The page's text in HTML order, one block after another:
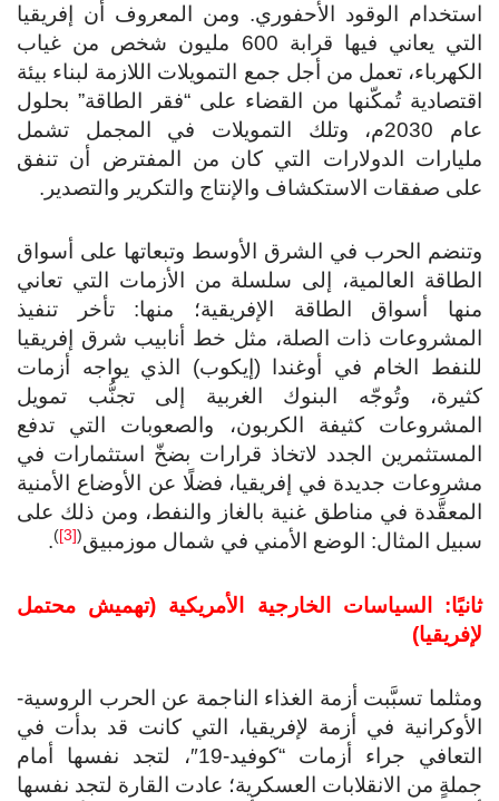
استخدام الوقود الأحفوري. ومن المعروف أن إفريقيا
التي يعاني فيها قرابة 600 مليون شخص من غياب
الكهرباء، تعمل من أجل جمع التمويلات اللازمة لبناء بيئة
اقتصادية تُمكّنها من القضاء على “فقر الطاقة” بحلول
عام 2030م، وتلك التمويلات في المجمل تشمل
مليارات الدولارات التي كان من المفترض أن تنفق
على صفقات الاستكشاف والإنتاج والتكرير والتصدير.
وتنضم الحرب في الشرق الأوسط وتبعاتها على أسواق
الطاقة العالمية، إلى سلسلة من الأزمات التي تعاني
منها أسواق الطاقة الإفريقية؛ منها: تأخر تنفيذ
المشروعات ذات الصلة، مثل خط أنابيب شرق إفريقيا
للنفط الخام في أوغندا (إيكوب) الذي يواجه أزمات
كثيرة، وتُوجّه البنوك الغربية إلى تجنُّب تمويل
المشروعات كثيفة الكربون، والصعوبات التي تدفع
المستثمرين الجدد لاتخاذ قرارات بضخّ استثمارات في
مشروعات جديدة في إفريقيا، فضلًا عن الأوضاع الأمنية
المعقَّدة في مناطق غنية بالغاز والنفط، ومن ذلك على
سبيل المثال: الوضع الأمني في شمال موزمبيق(
)
.
ثانيًا: السياسات الخارجية الأمريكية (تهميش محتمل
لإفريقيا)
ومثلما تسبَّبت أزمة الغذاء الناجمة عن الحرب الروسية-
الأوكرانية في أزمة لإفريقيا، التي كانت قد بدأت في
التعافي جراء أزمات “كوفيد-19″، لتجد نفسها أمام
جملةٍ من الانقلابات العسكرية؛ عادت القارة لتجد نفسها